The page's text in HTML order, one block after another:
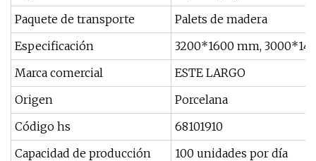
Paquete de transporte
Palets de madera
Especificación
3200*1600 mm,
Marca comercial
ESTE LARGO
Origen
Porcelana
Código hs
68101910
Capacidad de producción
100 unidades por día